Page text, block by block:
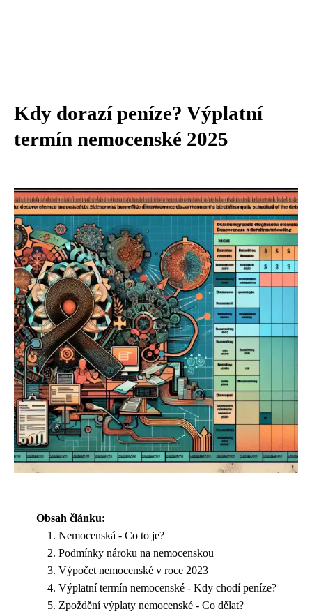
Kdy dorazí peníze? Výplatní
termín nemocenské 2025
Obsah článku:
Nemocenská - Co to je?
Podmínky nároku na nemocenskou
Výpočet nemocenské v roce 2023
Výplatní termín nemocenské - Kdy chodí peníze?
Zpoždění výplaty nemocenské - Co dělat?